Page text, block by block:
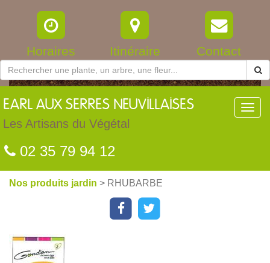
Horaires Itinéraire Contact
EARL AUX SERRES NEUVILLAISES
Les Artisans du Végétal
02 35 79 94 12
Nos produits jardin > RHUBARBE